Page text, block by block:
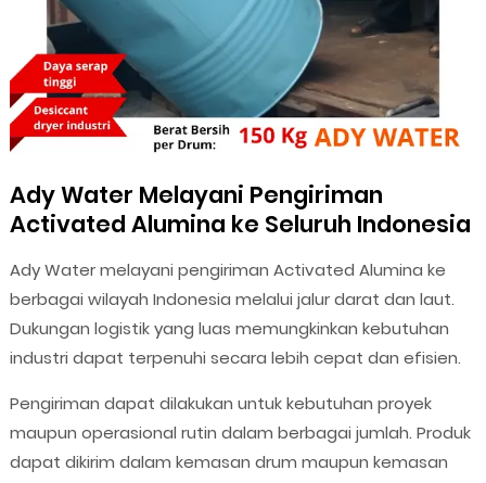
Ady Water Melayani Pengiriman
Activated Alumina ke Seluruh Indonesia
Ady Water melayani pengiriman Activated Alumina ke
berbagai wilayah Indonesia melalui jalur darat dan laut.
Dukungan logistik yang luas memungkinkan kebutuhan
industri dapat terpenuhi secara lebih cepat dan efisien.
Pengiriman dapat dilakukan untuk kebutuhan proyek
maupun operasional rutin dalam berbagai jumlah. Produk
dapat dikirim dalam kemasan drum maupun kemasan